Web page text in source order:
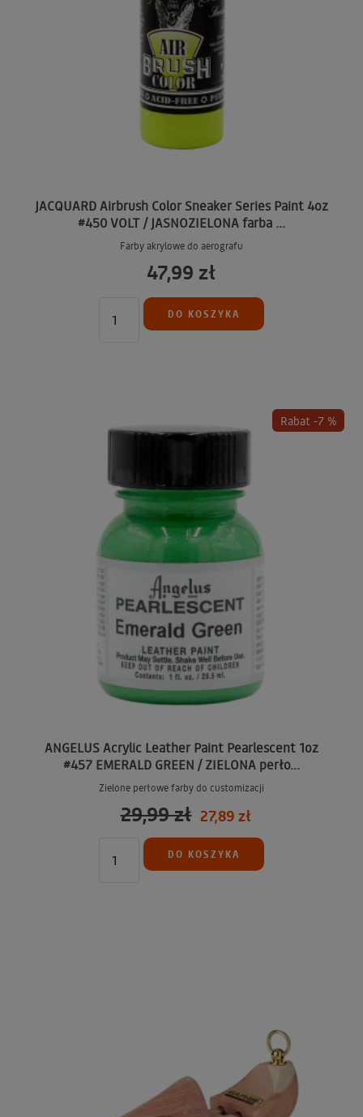
JACQUARD Airbrush Color Sneaker Series Paint 4oz
#450 VOLT / JASNOZIELONA farba ...
Farby akrylowe do aerografu
47,99 zł
DO KOSZYKA
Rabat -7 %
ANGELUS Acrylic Leather Paint Pearlescent 1oz
#457 EMERALD GREEN / ZIELONA perło...
Zielone perłowe farby do customizacji
29,99 zł 27,89 zł
DO KOSZYKA